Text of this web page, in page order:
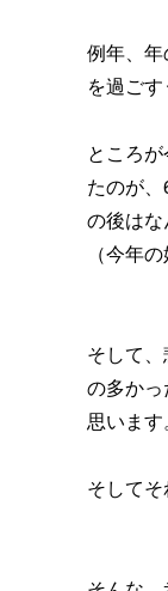
例年、
を過ご
ところ
たのが
の後はな
（今年
そして
の多か
思います。
そして